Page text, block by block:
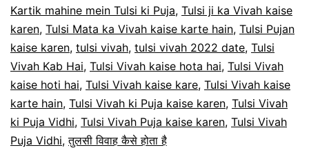
Kartik mahine mein Tulsi ki Puja, Tulsi ji ka Vivah kaise
karen, Tulsi Mata ka Vivah kaise karte hain, Tulsi Pujan
kaise karen, tulsi vivah, tulsi vivah 2022 date, Tulsi
Vivah Kab Hai, Tulsi Vivah kaise hota hai, Tulsi Vivah
kaise hoti hai, Tulsi Vivah kaise kare, Tulsi Vivah kaise
karte hain, Tulsi Vivah ki Puja kaise karen, Tulsi Vivah
ki Puja Vidhi, Tulsi Vivah Puja kaise karen, Tulsi Vivah
Puja Vidhi,तुलसी विवाह कैसे होता है